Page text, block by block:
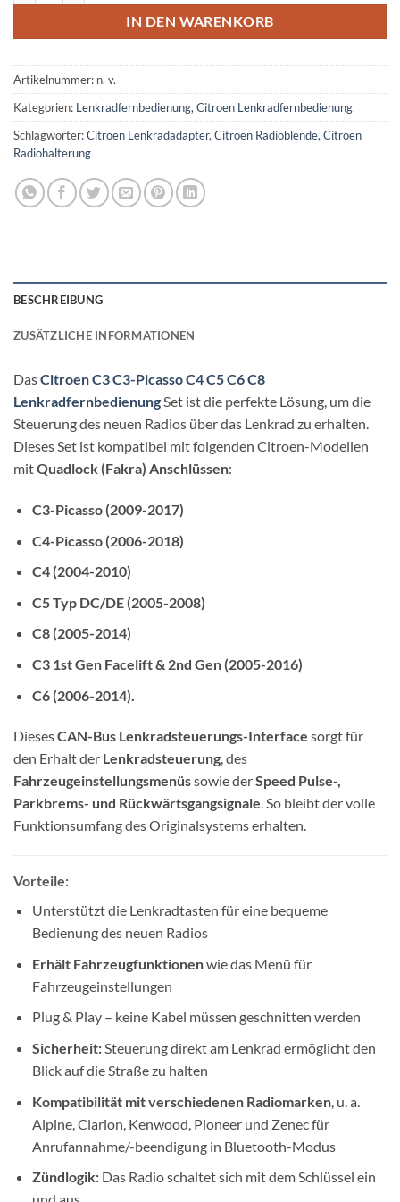
IN DEN WARENKORB
Artikelnummer: n. v.
Kategorien: Lenkradfernbedienung,Citroen Lenkradfernbedienung
Schlagwörter:Citroen Lenkradadapter,Citroen Radioblende,Citroen
Radiohalterung
BESCHREIBUNG
ZUSÄTZLICHE INFORMATIONEN
DasCitroen C3 C3-Picasso C4 C5 C6 C8
LenkradfernbedienungSet ist die perfekte Lösung, um die
Steuerung des neuen Radios über das Lenkrad zu erhalten.
Dieses Set ist kompatibel mit folgenden Citroen-Modellen
mitQuadlock (Fakra) Anschlüssen:
C3-Picasso (2009-2017)
C4-Picasso (2006-2018)
C4 (2004-2010)
C5 Typ DC/DE (2005-2008)
C8 (2005-2014)
C3 1st Gen Facelift & 2nd Gen (2005-2016)
C6 (2006-2014).
DiesesCAN-Bus Lenkradsteuerungs-Interface sorgt für
den Erhalt der Lenkradsteuerung, des
Fahrzeugeinstellungsmenüssowie derSpeed Pulse-,
Parkbrems- und Rückwärtsgangsignale. So bleibt der volle
Funktionsumfang des Originalsystems erhalten.
Vorteile:
Unterstützt die Lenkradtasten für eine bequeme
Bedienung des neuen Radios
Erhält Fahrzeugfunktionenwie das Menü für
Fahrzeugeinstellungen
Plug & Play – keine Kabel müssen geschnitten werden
Sicherheit:Steuerung direkt am Lenkrad ermöglicht den
Blick auf die Straße zu halten
Kompatibilität mit verschiedenen Radiomarken, u. a.
Alpine, Clarion, Kenwood, Pioneer und Zenec für
Anrufannahme/-beendigung in Bluetooth-Modus
Zündlogik:Das Radio schaltet sich mit dem Schlüssel ein